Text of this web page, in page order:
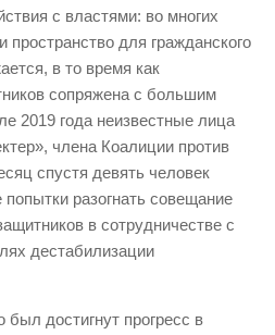
с властями: во многих
пространство для гражданского
в то время как
сопряжена с большим
2019 года неизвестные лица
члена Коалиции против
спустя девять человек
разогнать совещание
в сотрудничестве с
дестабилизации
достигнут прогресс в